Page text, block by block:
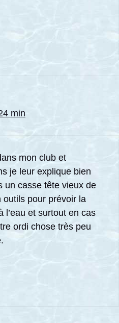
min
mon club et
je leur explique bien
un casse tête vieux de
outils pour prévoir la
l’eau et surtout en cas
ordi chose très peu